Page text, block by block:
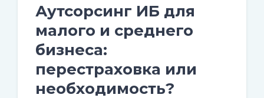
Аутсорсинг ИБ для
малого и среднего
бизнеса:
перестраховка или
необходимость?